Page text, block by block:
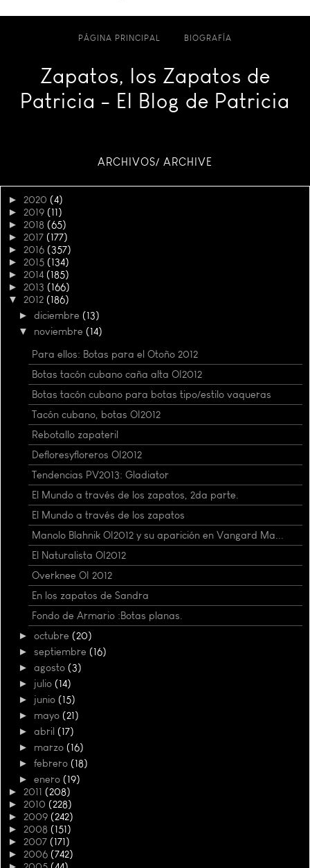
PÁGINA PRINCIPAL BIOGRAFÍA
Zapatos, los Zapatos de
Patricia - El Blog de Patricia
ARCHIVOS/ ARCHIVE
► 2020 (4)
► 2019 (11)
► 2018 (65)
► 2017 (177)
► 2016 (357)
► 2015 (134)
► 2014 (185)
► 2013 (166)
▼ 2012 (186)
► diciembre (13)
▼ noviembre (14)
Para ellos: Botas para el Otoño 2012
Botas tacón cubano caña alta OI2012
Botas tacón cubano para botas tipo/estilo vaqueras
Tacón cubano, botas OI2012
Rebotallo zapateril
Defloresyfloreros OI2012
Tendencias PV2013: Gladiator
El Mundo a través de los zapatos, 2da parte.
El Mundo a través de los zapatos
Manolo Blahnik OI2012 y su aparición en Vangard Ma...
El Naturalista OI2012
Overknee OI 2012
En los zapatos de Sandra
Fondo de Armario :Botas planas.
► octubre (20)
► septiembre (16)
► agosto (3)
► julio (14)
► junio (15)
► mayo (21)
► abril (17)
► marzo (16)
► febrero (18)
► enero (19)
► 2011 (208)
► 2010 (228)
► 2009 (242)
► 2008 (151)
► 2007 (171)
► 2006 (742)